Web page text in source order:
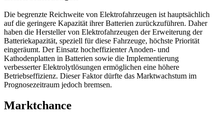
Die begrenzte Reichweite von Elektrofahrzeugen ist hauptsächlich
auf die geringere Kapazität ihrer Batterien zurückzuführen. Daher
haben die Hersteller von Elektrofahrzeugen der Erweiterung der
Batteriekapazität, speziell für diese Fahrzeuge, höchste Priorität
eingeräumt. Der Einsatz hocheffizienter Anoden- und
Kathodenplatten in Batterien sowie die Implementierung
verbesserter Elektrolytlösungen ermöglichen eine höhere
Betriebseffizienz. Dieser Faktor dürfte das Marktwachstum im
Prognosezeitraum jedoch bremsen.
Marktchance